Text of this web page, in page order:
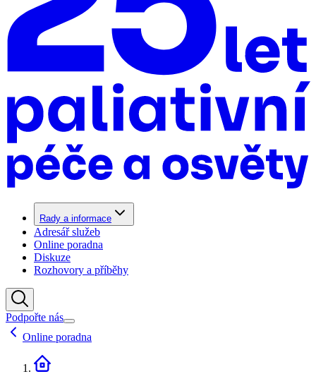
Rady a informace
Adresář služeb
Online poradna
Diskuze
Rozhovory a příběhy
Podpořte nás
Online poradna